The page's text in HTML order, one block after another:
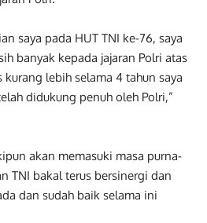
saya pada HUT TNI ke-76, saya
banyak kepada jajaran Polri atas
lebih selama 4 tahun saya
didukung penuh oleh Polri,”
akan memasuki masa purna-
TNI bakal terus bersinergi dan
dan sudah baik selama ini